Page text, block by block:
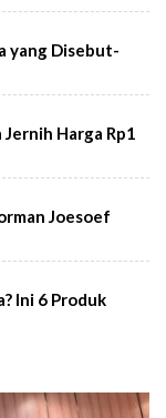
yang Disebut-
Harga Rp1
Joesoef
Ini 6 Produk